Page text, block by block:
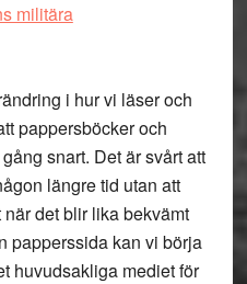
militära
i hur vi läser och
pappersböcker och
snart. Det är svårt att
längre tid utan att
det blir lika bekvämt
papperssida kan vi börja
huvudsakliga mediet för